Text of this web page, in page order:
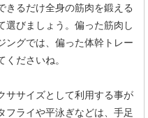
きるだけ全身の筋肉を鍛える
選びましょう。偏った筋肉し
ングでは、偏った体幹トレー
ださいね。
ササイズとして利用する事が
フライや平泳ぎなどは、手足